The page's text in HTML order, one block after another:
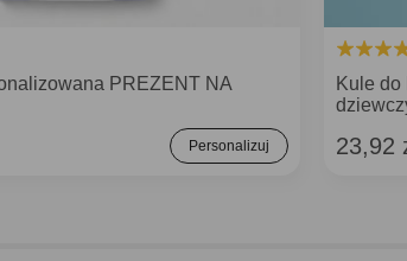
PREZENT NA
Personalizuj
Kule
23,92